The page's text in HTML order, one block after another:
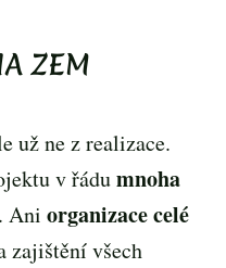
ZEM
už ne z realizace.
v řádumnoha
Ani organizace celé
zajištění všech